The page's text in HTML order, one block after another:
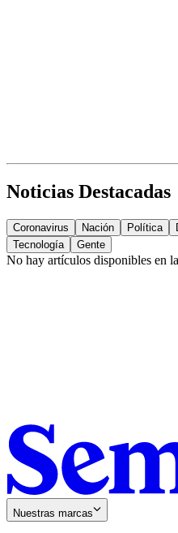
Noticias Destacadas
Coronavirus Nación Política
Tecnología
Gente
No hay artículos disponibles en
Nuestras marcas